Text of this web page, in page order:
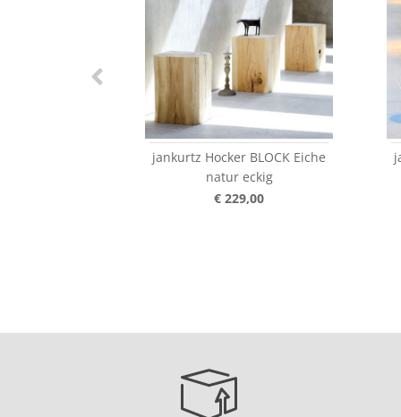
jankurtz Hocker BLOCK Eiche
natur eckig
€ 229,00